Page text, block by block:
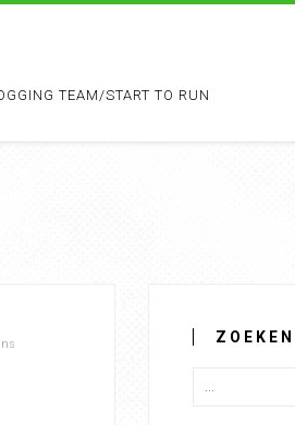
TEAM/START TO RUN
ZOEKEN